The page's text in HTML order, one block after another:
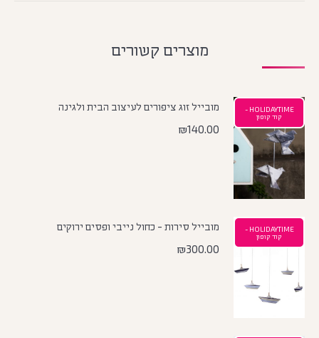
מוצרים קשורים
HOLIDAYTIME -
קוד קופון
מובייל זוג ציפורים לעיצוב הבית ולגינה
₪140.00
HOLIDAYTIME -
קוד קופון
מובייל סירות - כחול נייבי ופסים ירוקים
₪300.00